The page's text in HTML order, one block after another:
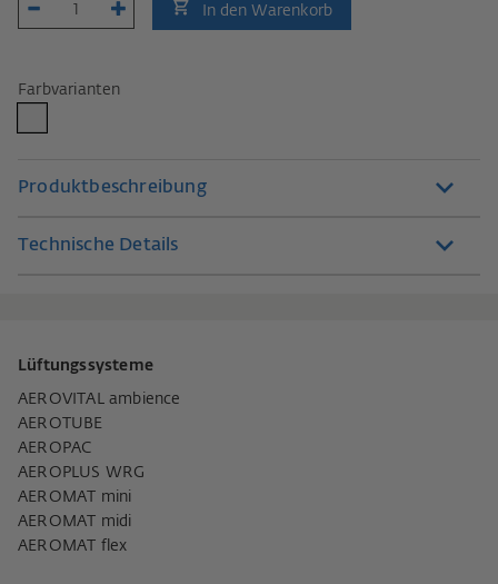
In den Warenkorb
Farbvarianten
Produktbeschreibung
Technische Details
Lüftungssysteme
AEROVITAL ambience
AEROTUBE
AEROPAC
AEROPLUS WRG
AEROMAT mini
AEROMAT midi
AEROMAT flex